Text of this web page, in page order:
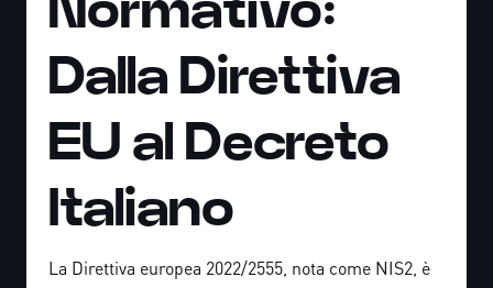
Normativo:
Dalla Direttiva
EU al Decreto
Italiano
La Direttiva europea 2022/2555, nota come NIS2, è